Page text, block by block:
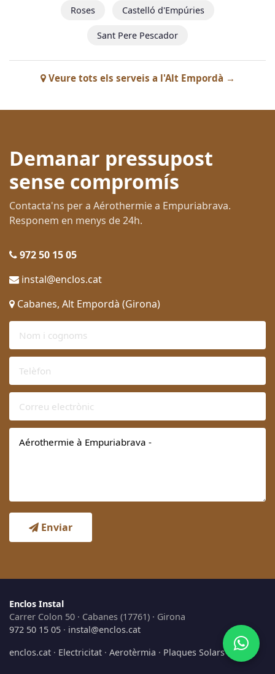
Roses Castelló d'Empúries
Sant Pere Pescador
Veure tots els serveis a l'Alt Empordà →
Demanar pressupost
sense compromís
Contacta'ns per a Aérothermie a Empuriabrava.
Responem en menys de 24h.
972 50 15 05
instal@enclos.cat
Cabanes, Alt Empordà (Girona)
Enviar
Enclos Instal
Carrer Colon 50 · Cabanes (17761) · Girona
972 50 15 05 · instal@enclos.cat
enclos.cat · Electricitat · Aerotèrmia · Plaques Solars